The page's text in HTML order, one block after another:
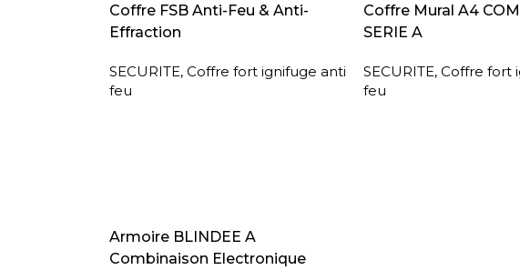
LIRE LA SUITE
Coffre FSB Anti-Feu & Anti-
Effraction
SECURITE, Coffre fort ignifuge anti
feu
LIRE LA SUITE
Coffre Mural A4
SERIE A
SECURITE, Coffre fort
feu
LIRE LA SUITE
Armoire BLINDEE A
Combinaison Electronique